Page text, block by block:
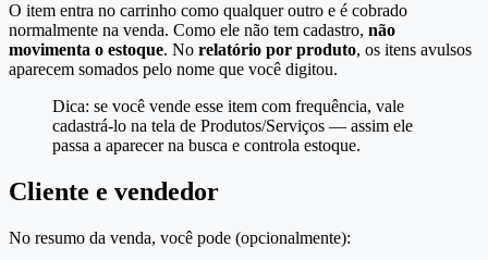
O item entra no carrinho como qualquer outro e é cobrado
normalmente na venda. Como ele não tem cadastro, não
movimenta o estoque. No relatório por produto, os itens avulsos
aparecem somados pelo nome que você digitou.
Dica: se você vende esse item com frequência, vale
cadastrá-lo na tela de Produtos/Serviços — assim ele
passa a aparecer na busca e controla estoque.
Cliente e vendedor
No resumo da venda, você pode (opcionalmente):